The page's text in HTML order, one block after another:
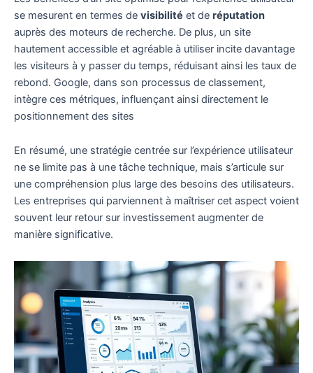
se mesurent en termes de visibilité et de réputation
auprès des moteurs de recherche. De plus, un site
hautement accessible et agréable à utiliser incite davantage
les visiteurs à y passer du temps, réduisant ainsi les taux de
rebond. Google, dans son processus de classement,
intègre ces métriques, influençant ainsi directement le
positionnement des sites
En résumé, une stratégie centrée sur l’expérience utilisateur
ne se limite pas à une tâche technique, mais s’articule sur
une compréhension plus large des besoins des utilisateurs.
Les entreprises qui parviennent à maîtriser cet aspect voient
souvent leur retour sur investissement augmenter de
manière significative.